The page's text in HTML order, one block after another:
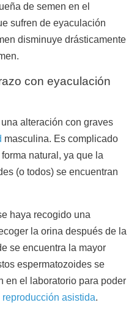
de semen en el
sufren de eyaculación
disminuye drásticamente
con eyaculación
alteración con graves
masculina. Es complicado
natural, ya que la
(o todos) se encuentran
haya recogido una
la orina después de la
se encuentra la mayor
espermatozoides se
en el laboratorio para poder
asistida.